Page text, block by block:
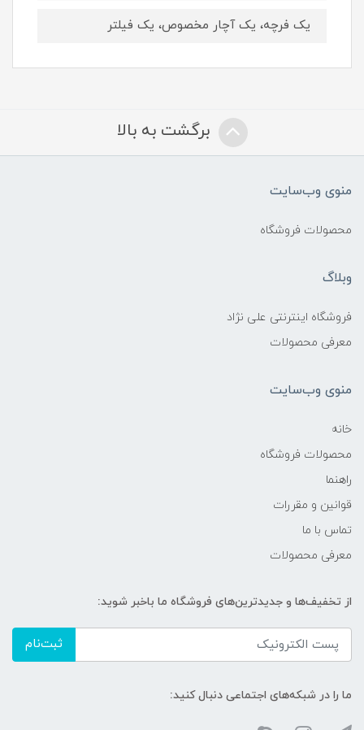
یک فرچه، یک آچار مخصوص، یک فیلتر
برگشت به بالا
منوی وب‌سایت
محصولات فروشگاه
وبلاگ
فروشگاه اینترنتی علی نژاد
معرفی محصولات
منوی وب‌سایت
خانه
محصولات فروشگاه
راهنما
قوانین و مقررات
تماس با ما
معرفی محصولات
از تخفیف‌ها و جدیدترین‌های فروشگاه ما باخبر شوید:
ثبت‌نام
ما را در شبکه‌های اجتماعی دنبال کنید: